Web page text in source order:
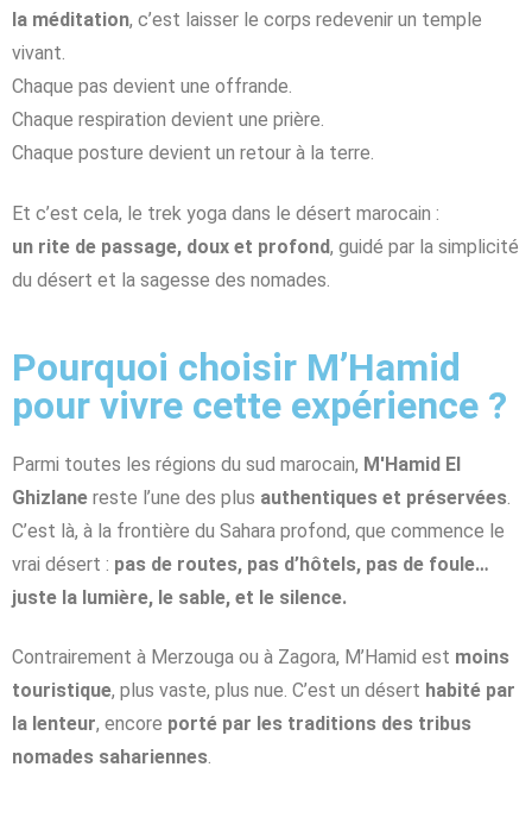
la méditation, c’est laisser le corps redevenir un temple
vivant.
Chaque pas devient une offrande.
Chaque respiration devient une prière.
Chaque posture devient un retour à la terre.
Et c’est cela, le trek yoga dans le désert marocain :
un rite de passage, doux et profond, guidé par la simplicité
du désert et la sagesse des nomades.
Pourquoi choisir M’Hamid
pour vivre cette expérience ?
Parmi toutes les régions du sud marocain, M'Hamid El
Ghizlane reste l’une des plus authentiques et préservées
C’est là, à la frontière du Sahara profond, que commence le
vrai désert : pas de routes, pas d’hôtels, pas de foule…
juste la lumière, le sable, et le silence.
Contrairement à Merzouga ou à Zagora, M’Hamid est moins
touristique, plus vaste, plus nue. C’est un désert habité par
la lenteur, encore porté par les traditions des tribus
nomades sahariennes.